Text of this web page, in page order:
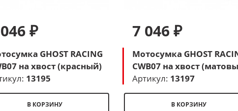
₽
GHOST RACING
на хвост (красный)
13195
В КОРЗИНУ
7 046 ₽
Мотосумка GHOST
CWB07 на хвост
красный)
Артикул: 13197
В КОРЗИНУ